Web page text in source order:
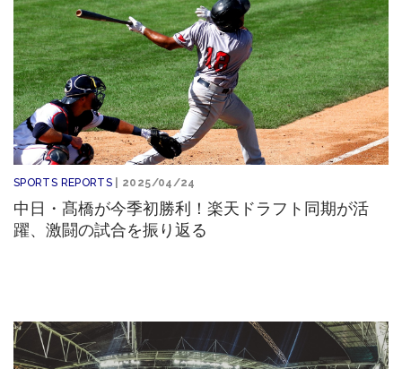
SPORTS REPORTS | 2025/04/24
中日・髙橋が今季初勝利！楽天ドラフト同期が活
躍、激闘の試合を振り返る